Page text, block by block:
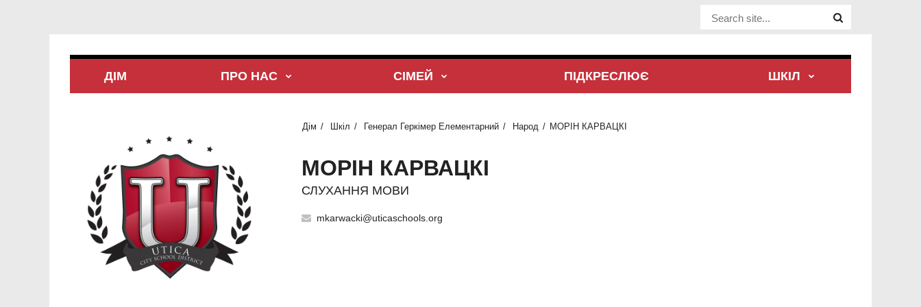
Website Site
ДІМ ПРО НАС СІМЕЙ ПІДКРЕСЛЮЄ ШКІЛ
Дім Шкіл Генерал Геркімер Елементарний Народ МОРІН КАРВАЦКІ
МОРІН КАРВАЦКІ
СЛУХАННЯ МОВИ
mkarwacki@uticaschools.org